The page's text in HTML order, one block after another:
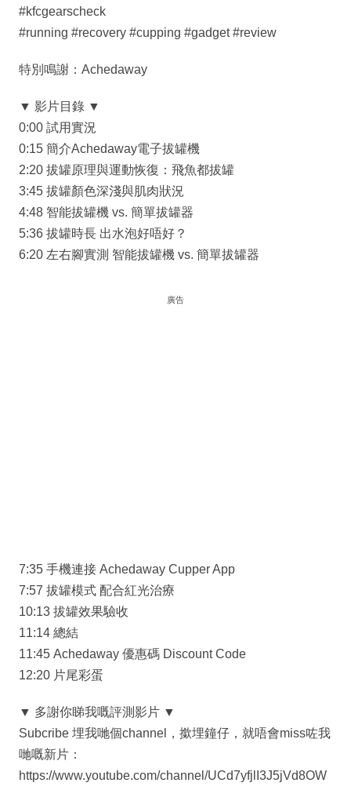
#kfcgearscheck
#running #recovery #cupping #gadget #review
特別鳴謝：Achedaway
▼ 影片目錄 ▼
0:00 試用實況
0:15 簡介Achedaway電子拔罐機
2:20 拔罐原理與運動恢復：飛魚都拔罐
3:45 拔罐顏色深淺與肌肉狀況
4:48 智能拔罐機 vs. 簡單拔罐器
5:36 拔罐時長 出水泡好唔好？
6:20 左右腳實測 智能拔罐機 vs. 簡單拔罐器
廣告
7:35 手機連接 Achedaway Cupper App
7:57 拔罐模式 配合紅光治療
10:13 拔罐效果驗收
11:14 總結
11:45 Achedaway 優惠碼 Discount Code
12:20 片尾彩蛋
▼ 多謝你睇我嘅評測影片 ▼
Subcribe 埋我哋個channel，撳埋鐘仔，就唔會miss咗我
哋嘅新片：
https://www.youtube.com/channel/UCd7yfjlI3J5jVd8OW